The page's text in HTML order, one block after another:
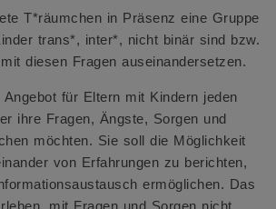
T*räumchen in Präsenz eine Gruppe
trans*, inter*, nicht binär sind bzw.
diesen Fragen auseinandersetzen.
für Eltern mit Kindern jeden
ihre Fragen, Ängste, Sorgen und
möchten. Sie soll die Möglichkeit
von Erfahrungen zu berichten,
ermöglichen. Das
mit Fragen und Sorgen nicht